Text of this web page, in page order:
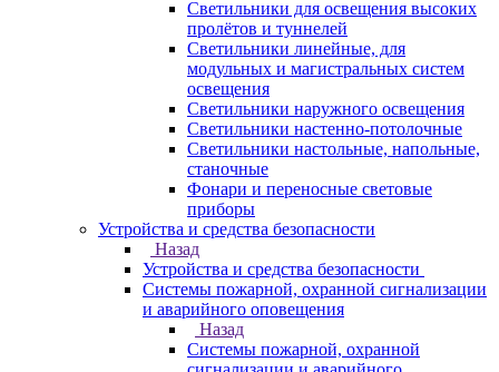
Светильники для освещения высоких
пролётов и туннелей
Светильники линейные, для
модульных и магистральных систем
освещения
Светильники наружного освещения
Светильники настенно-потолочные
Светильники настольные, напольные,
станочные
Фонари и переносные световые
приборы
Устройства и средства безопасности
Назад
Устройства и средства безопасности
Системы пожарной, охранной сигнализации
и аварийного оповещения
Назад
Системы пожарной, охранной